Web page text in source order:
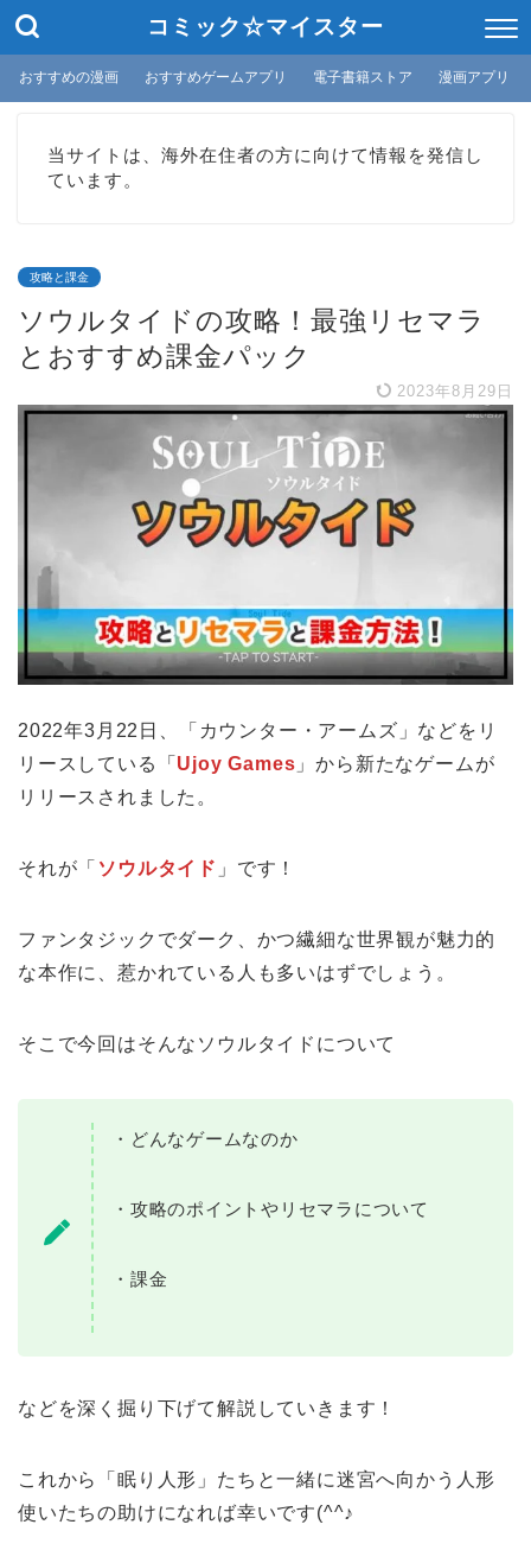
コミック☆マイスター
おすすめの漫画 おすすめゲームアプリ 電子書籍ストア 漫画アプリ
当サイトは、海外在住者の方に向けて情報を発信し
ています。
攻略と課金
ソウルタイドの攻略！最強リセマラ
とおすすめ課金パック
2023年8月29日
2022年3月22日、「カウンター・アームズ」などをリ
リースしている「 Ujoy Games 」から新たなゲームが
リリースされました。
それが「 ソウルタイド 」です！
ファンタジックでダーク、かつ繊細な世界観が魅力的
な本作に、惹かれている人も多いはずでしょう。
そこで今回はそんなソウルタイドについて
・どんなゲームなのか
・攻略のポイントやリセマラについて
・課金
などを深く掘り下げて解説していきます！
これから「眠り人形」たちと一緒に迷宮へ向かう人形
使いたちの助けになれば幸いです(^^♪